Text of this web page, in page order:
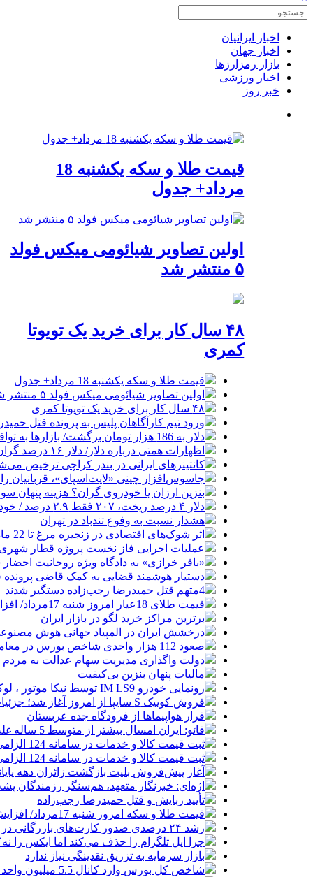
اخبار ایرانیان
اخبار جهان
بازار رمزارزها
اخبار ورزشی
خبر روز
قیمت طلا و سکه یکشنبه 18
مرداد+ جدول
اولین تصاویر شیائومی میکس فولد
۵ منتشر شد
۴۸ سال کار برای خرید یک تویوتا
کمری
قیمت طلا و سکه یکشنبه 18 مرداد+ جدول
اولین تصاویر شیائومی میکس فولد ۵ منتشر شد
۴۸ سال کار برای خرید یک تویوتا کمری
ورود تیم کارآگاهان پلیس به پرونده قتل
دلار به 186 هزار تومان برگشت/ بازارها به توافق احتمالی هرمز چه واکنشی نشان دادند؟
اظهارات همتی درباره دلار/ دلار ۱۶ درصد گران شده؛ این افزایش طبیعی است
کانتینرهای ایرانی در بندر کراچی ترخیص می‌شود| تخفیف ۸۰ درصدی برای
جاسوس‌افزار چینی «لایت‌اسپای»، قربانیان را در ۱۳ کشور ازجمله آمریکا
بنزین ارزان یا خودروی گران؟ هزینه
دلار ۴ درصد ریخت، ۲۰۷ فقط ۲.۹ درصد / خودرو زیر فشار دلار کوتاه می‌آید؟
هشدار نسبت به وفوع تندباد در تهران
اثر شوک‌های اقتصادی در زنجیره مرغ تا 22 ماه باقی می‌ماند
عملیات اجرایی فاز نخست پروژه قطار
«باقر خرازی» به دادگاه ویژه روحانیت
دستیار هوشمند قضایی به کمک قاضی پرونده
4متهم قتل حمیدرضا رجب‌زاده دستگیر شدند
قیمت طلای 18عیار امروز شنبه 17مرداد/ افزایش قیمت + جدول و جزئیات
برترین مراکز خرید لگو در بازار ایران
درخشش ایران در المپیاد جهانی هوش
صعود 112 هزار واحدی شاخص بورس در معاملات امروز
دولت واگذاری مدیریت سهام عدالت به مردم
مالیات پنهان بنزین بی‌کیفیت
رونمایی خودرو IM LS9 توسط نیکا موتور ، لوکس ترین شاسی بلند EREV در ایران
فروش کوییک S سایپا از امروز آغاز شد؛ جزئیات ثبت‌نام و شرایط
فرار هواپیماها از فرودگاه جده عربستان
فائو: ایران امسال بیشتر از متوسط 5 ساله غله تولید می‌کند
ثبت قیمت کالا و خدمات در سامانه 124 الزامی شد
ثبت قیمت کالا و خدمات در سامانه 124 الزامی شد
آغاز پیش‌فروش بلیت بازگشت زائران دهه
اژه‌ای: خبرنگار متعهد، هم‌سنگر رزمندگان
تأیید ربایش و قتل حمیدرضا رجب‌زاده
قیمت طلا و سکه امروز شنبه 17مرداد/ افزایش همه قیمت ها + جدول و جزئیات
رشد ۲۴ درصدی صدور کارت‌های بازرگانی در گرگان
چرا اپل تلگرام را حذف می‌کند اما ایکس را
بازار سرمایه به تزریق نقدینگی نیاز ندارد
شاخص کل بورس وارد کانال 5.5 میلیون واحد شد